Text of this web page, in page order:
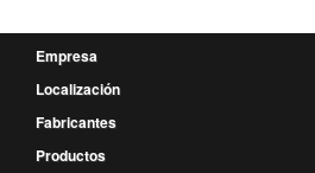
Empresa
Localización
Fabricantes
Productos